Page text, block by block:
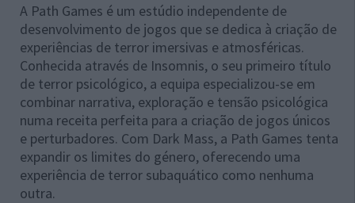
A Path Games é um estúdio independente de
desenvolvimento de jogos que se dedica à criação de
experiências de terror imersivas e atmosféricas.
Conhecida através de Insomnis, o seu primeiro título
de terror psicológico, a equipa especializou-se em
combinar narrativa, exploração e tensão psicológica
numa receita perfeita para a criação de jogos únicos
e perturbadores. Com Dark Mass, a Path Games tenta
expandir os limites do género, oferecendo uma
experiência de terror subaquático como nenhuma
outra.